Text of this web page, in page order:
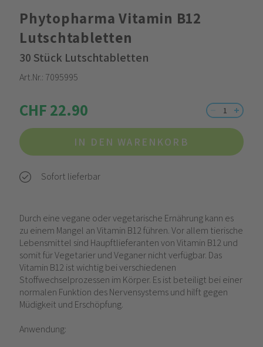
Phytopharma Vitamin B12
Lutschtabletten
30 Stück Lutschtabletten
Art.Nr.: 7095995
CHF 22.90
IN DEN WARENKORB
Sofort lieferbar
Durch eine vegane oder vegetarische Ernährung kann es
zu einem Mangel an Vitamin B12 führen. Vor allem tierische
Lebensmittel sind Haupftlieferanten von Vitamin B12 und
somit für Vegetarier und Veganer nicht verfügbar. Das
Vitamin B12 ist wichtig bei verschiedenen
Stoffwechselprozessen im Körper. Es ist beteiligt bei einer
normalen Funktion des Nervensystems und hilft gegen
Müdigkeit und Erschöpfung.
Anwendung: